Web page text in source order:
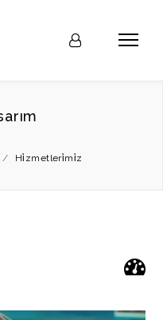
/ Hi̇zmetleri̇mi̇z